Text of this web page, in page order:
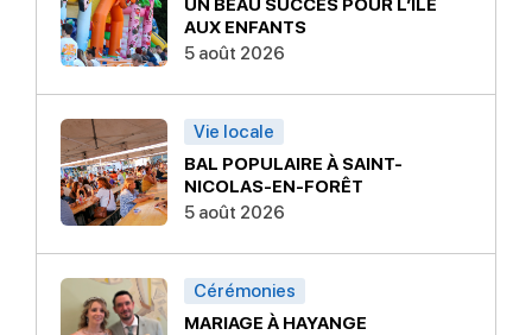
UN BEAU SUCCÈS POUR L’ÎLE
AUX ENFANTS
5 août 2026
Vie locale
BAL POPULAIRE À SAINT-
NICOLAS-EN-FORÊT
5 août 2026
Cérémonies
MARIAGE À HAYANGE